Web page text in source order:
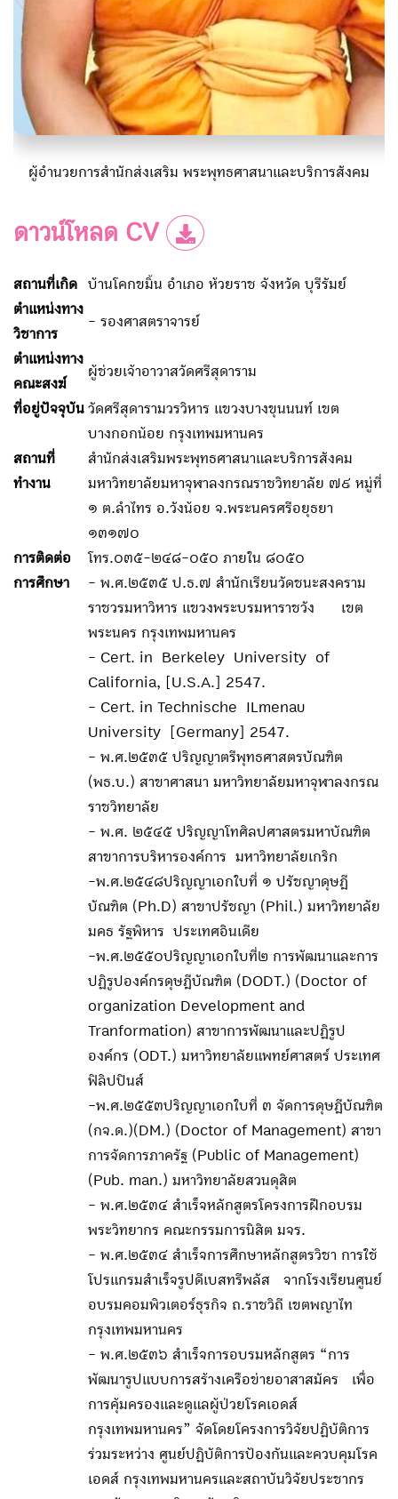
ผู้อำนวยการสำนักส่งเสริม พระพุทธศาสนาและบริการสังคม
ดาวน์โหลด CV
สถานที่เกิด
บ้านโคกขมิ้น อำเภอ ห้วยราช จังหวัด บุรีรัมย์
ตำแหน่งทาง
วิชาการ
- รองศาสตราจารย์
ตำแหน่งทาง
คณะสงฆ์
ผู้ช่วยเจ้าอาวาสวัดศรีสุดาราม
ที่อยู่ปัจจุบัน วัดศรีสุดารามวรวิหาร แขวงบางขุนนนท์ เขต
บางกอกน้อย กรุงเทพมหานคร
สถานที่
ทำงาน
สำนักส่งเสริมพระพุทธศาสนาและบริการสังคม
มหาวิทยาลัยมหาจุฬาลงกรณราชวิทยาลัย ๗๙ หมู่ที่
๑ ต.ลำไทร อ.วังน้อย จ.พระนครศรีอยุธยา
๑๓๑๗๐
การติดต่อ
โทร.๐๓๕-๒๔๘-๐๕๐ ภายใน ๘๐๕๐
การศึกษา
- พ.ศ.๒๕๓๕ ป.ธ.๗ สำนักเรียนวัดชนะสงคราม
ราชวรมหาวิหาร แขวงพระบรมหาราชวัง เขต
พระนคร กรุงเทพมหานคร
- Cert. in Berkeley University of
California, [U.S.A.] 2547.
- Cert. in Technische ILmenau
University [Germany] 2547.
- พ.ศ.๒๕๓๕ ปริญญาตรีพุทธศาสตรบัณฑิต
(พธ.บ.) สาขาศาสนา มหาวิทยาลัยมหาจุฬาลงกรณ
ราชวิทยาลัย
- พ.ศ. ๒๕๔๕ ปริญญาโทศิลปศาสตรมหาบัณฑิต
สาขาการบริหารองค์การ มหาวิทยาลัยเกริก
-พ.ศ.๒๕๔๘ปริญญาเอกใบที่ ๑ ปรัชญาดุษฎี
บัณฑิต (Ph.D) สาขาปรัชญา (Phil.) มหาวิทยาลัย
มคธ รัฐพิหาร ประเทศอินเดีย
-พ.ศ.๒๕๕๐ปริญญาเอกใบที่๒ การพัฒนาและการ
ปฏิรูปองค์กรดุษฎีบัณฑิต (DODT.) (Doctor of
organization Development and
Tranformation) สาขาการพัฒนาและปฏิรูป
องค์กร (ODT.) มหาวิทยาลัยแพทย์ศาสตร์ ประเทศ
ฟิลิปปินส์
-พ.ศ.๒๕๕๓ปริญญาเอกใบที่ ๓ จัดการดุษฎีบัณฑิต
(กจ.ด.)(DM.) (Doctor of Management) สาขา
การจัดการภาครัฐ (Public of Management)
(Pub. man.) มหาวิทยาลัยสวนดุสิต
- พ.ศ.๒๕๓๔ สำเร็จหลักสูตรโครงการฝึกอบรม
พระวิทยากร คณะกรรมการนิสิต มจร.
- พ.ศ.๒๕๓๔ สำเร็จการศึกษาหลักสูตรวิชา การใช้
โปรแกรมสำเร็จรูปดีเบสทรีพลัส จากโรงเรียนศูนย์
อบรมคอมพิวเตอร์ธุรกิจ ถ.ราชวิถี เขตพญาไท
กรุงเทพมหานคร
- พ.ศ.๒๕๓๖ สำเร็จการอบรมหลักสูตร “การ
พัฒนารูปแบบการสร้างเครือข่ายอาสาสมัคร เพื่อ
การคุ้มครองและดูแลผู้ป่วยโรคเอดส์
กรุงเทพมหานคร” จัดโดยโครงการวิจัยปฏิบัติการ
ร่วมระหว่าง ศูนย์ปฏิบัติการป้องกันและควบคุมโรค
เอดส์ กรุงเทพมหานครและสถาบันวิจัยประชากร